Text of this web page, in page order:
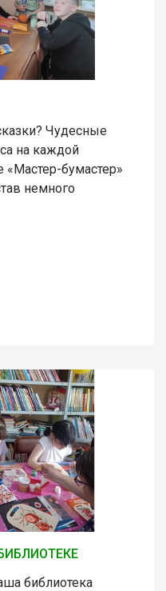
Чудесные
на каждой
«Мастер-бумастер»
немного
библиотека